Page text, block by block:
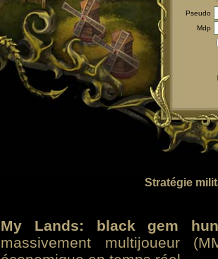
Pseudo
Mdp
Stratégie
My Lands: black gem
massivement multijoueur